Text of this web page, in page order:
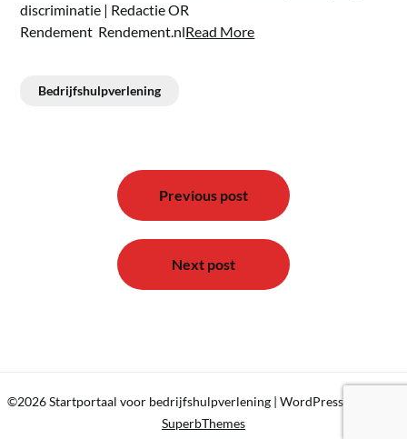
discriminatie | Redactie OR
Rendement Rendement.nlRead More
Bedrijfshulpverlening
Previous post
Next post
©2026 Startportaal voor bedrijfshulpverlening | WordPress Theme by
SuperbThemes